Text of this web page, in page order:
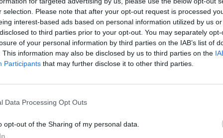
selection. Please note that after your opt-out request is processed
interest-based ads based on personal information utilized by us
to third parties prior to your opt-out. You may separately
of your personal information by third parties on the IAB’s list of
This information may also be disclosed by us to third parties on the
Participants that may further disclose it to other third parties.
Data Processing Opt Outs
opt-out of the Sharing of my personal data.
du mal à faire face au stress, n’hésitez pas à
.
:
: il existe de nombreuses
techniques de gestion du
pouvez apprendre à respirer profondément, à
ou à pratiquer la relaxation musculaire
du